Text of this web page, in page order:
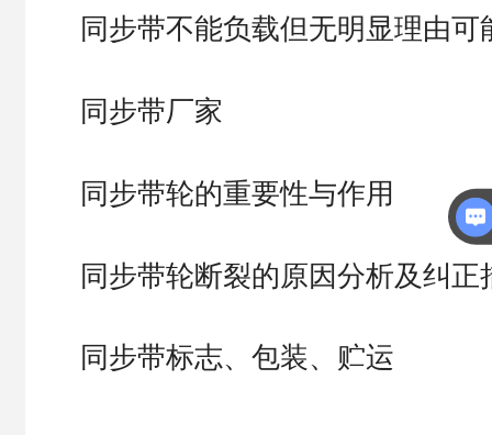
同步带不能负载但无明显理由
同步带厂家
同步带轮的重要性与作用
同步带轮断裂的原因分析及纠
同步带标志、包装、贮运